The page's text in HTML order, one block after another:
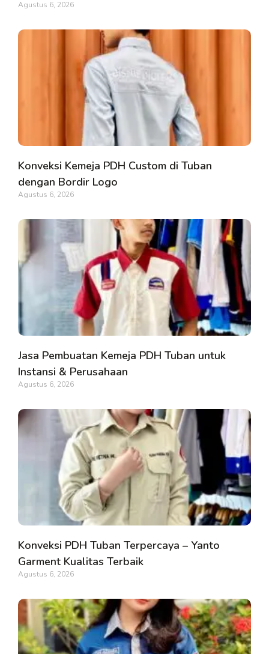
Agustus 6, 2026
Konveksi Kemeja PDH Custom di Tuban
dengan Bordir Logo
Agustus 6, 2026
Jasa Pembuatan Kemeja PDH Tuban untuk
Instansi & Perusahaan
Agustus 6, 2026
Konveksi PDH Tuban Terpercaya – Yanto
Garment Kualitas Terbaik
Agustus 6, 2026